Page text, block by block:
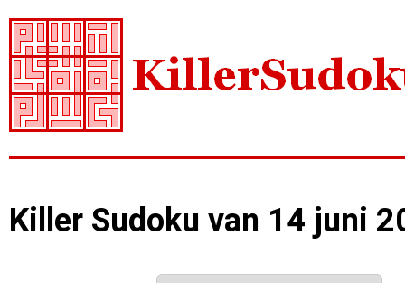
Killer Sudoku van 14 juni